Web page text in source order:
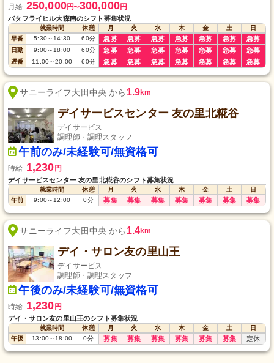
月給 250,000円〜300,000円
バタフライヒル大森南のシフト募集状況
就業時間 休憩 月 火 水 木 金 土
日
早番
5:30～ 14:30 60分 急募 急募 急募 急募 急募 急募 急募
日勤 9:00～ 18:00 60分 急募 急募 急募 急募 急募 急募 急募
遅番 11:00～20:00 60分 急募 急募 急募 急募 急募 急募 急募
サニーライフ大田中央 から 1.9km
デイサービスセンター 友の里北糀谷
デイサービス
調理師・調理スタッフ
午前のみ/未経験可/無資格可
時給 1,230 円
デイサービスセンター 友の里北糀谷のシフト募集状況
就業時間 休憩 月 火 水 木 金 土
日
午前
9:00～ 12:00 0分 募集 募集 募集 募集 募集 募集 募集
サニーライフ大田中央 から 1.4km
デイ・サロン友の里山王
デイサービス
調理師・調理スタッフ
午後のみ/未経験可/無資格可
時給 1,230 円
デイ・サロン友の里山王のシフト募集状況
就業時間 休憩 月 火 水 木 金 土
日
午後
13:00～ 18:00 0分 募集 募集 募集 募集 募集 募集 定休